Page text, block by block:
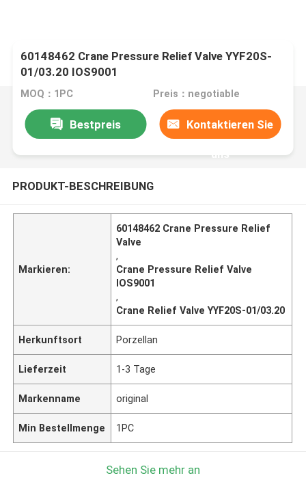
60148462 Crane Pressure Relief Valve YYF20S-
01/03.20 IOS9001
MOQ：1PC Preis：negotiable
Bestpreis Kontaktieren Sie
uns
PRODUKT-BESCHREIBUNG
Markieren:
60148462 Crane Pressure Relief
Valve
,
Crane Pressure Relief Valve
IOS9001
,
Crane Relief Valve YYF20S-01/03.20
Herkunftsort Porzellan
Lieferzeit 1-3 Tage
Markenname original
Min Bestellmenge 1PC
Sehen Sie mehr an